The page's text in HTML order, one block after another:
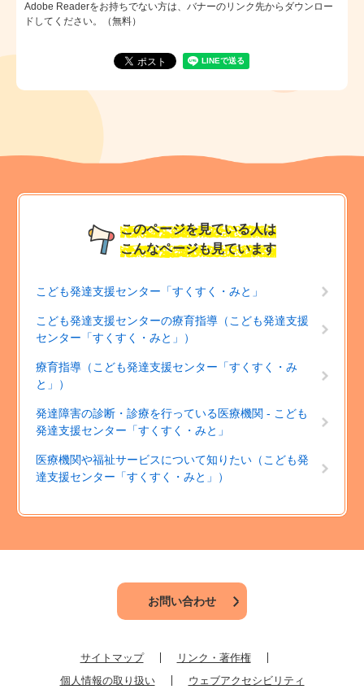
Adobe Readerをお持ちでない方は、バナーのリンク先からダウンロー
ドしてください。（無料）
このページを見ている人は
こんなページも見ています
こども発達支援センター「すくすく・みと」
こども発達支援センターの療育指導（こども発達支援
センター「すくすく・みと」）
療育指導（こども発達支援センター「すくすく・み
と」）
発達障害の診断・診療を行っている医療機関 - こども
発達支援センター「すくすく・みと」
医療機関や福祉サービスについて知りたい（こども発
達支援センター「すくすく・みと」）
お問い合わせ
サイトマップ
リンク・著作権
個人情報の取り扱い
ウェブアクセシビリティ